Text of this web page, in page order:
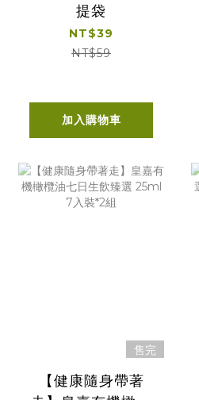
提袋
NT$39
NT$59
加入購物車
售完
【健康隨身帶著